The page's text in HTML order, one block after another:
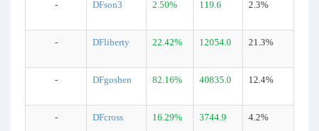
- DFson3 2.50% 119.6 2.3%
- DFliberty 22.42% 12054.0 21.3%
- DFgoshen 82.16% 40835.0 12.4%
- DFcross 16.29% 3744.9 4.2%